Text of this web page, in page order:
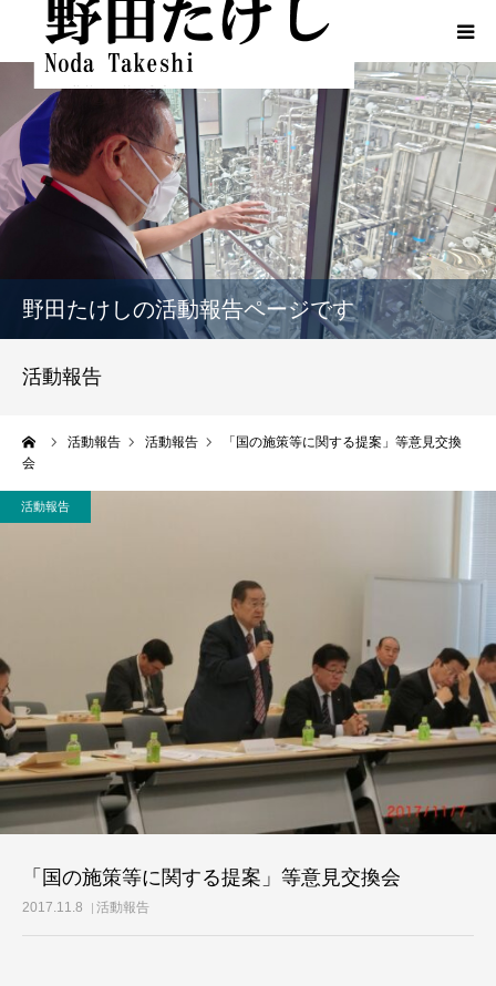
野田たけしの活動報告ページです
活動報告
活動報告 活動報告
「国の施策等に関する提案」等意見交換
会
活動報告
「国の施策等に関する提案」等意見交換会
2017.11.8 活動報告
HOME
プロフィール
ふるさとでの実績
政策